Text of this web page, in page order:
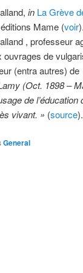
in La Grève
Mame (voir
, professeur
ouvrages de
(entra autres) de
(Oct. 1898 –
de
vivant. » (source).
General